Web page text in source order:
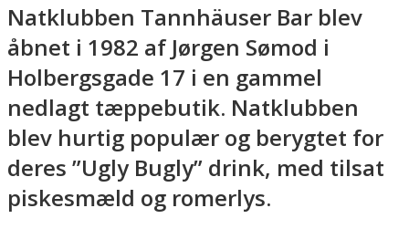
Natklubben Tannhäuser Bar blev
åbnet i 1982 af Jørgen Sømod i
Holbergsgade 17 i en gammel
nedlagt tæppebutik. Natklubben
blev hurtig populær og berygtet for
deres ”Ugly Bugly” drink, med tilsat
piskesmæld og romerlys.